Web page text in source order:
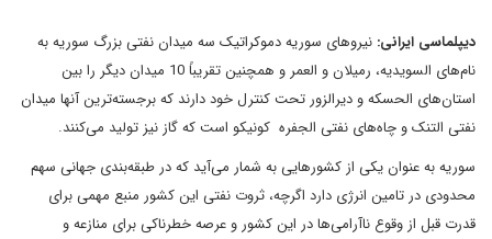
دیپلماسی ایرانی: نیروهای سوریه دموکراتیک سه میدان نفتی بزرگ سوریه به
نام‌های السویدیه، رمیلان و العمر و همچنین تقریباً 10 میدان دیگر را بین
استان‌های الحسکه و دیرالزور تحت کنترل خود دارند که برجسته‌ترین آنها میدان
نفتی التنک و چاه‌های نفتی الجفره کونیکو است که گاز نیز تولید می‌کنند.
سوریه به عنوان یکی از کشورهایی به شمار می‌آید که در طبقه‌بندی جهانی سهم
محدودی در تامین انرژی دارد اگرچه، ثروت نفتی این کشور منبع مهمی برای
قدرت قبل از وقوع ناآرامی‌ها در این کشور و عرصه خطرناکی برای منازعه و